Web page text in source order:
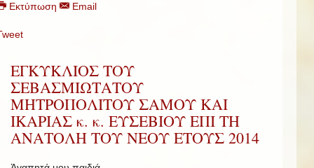
Εκτύπωση Email
ΕΓΚΥΚΛΙΟΣ ΤΟΥ
ΣΕΒΑΣΜΙΩΤΑΤΟΥ
ΜΗΤΡΟΠΟΛΙΤΟΥ ΣΑΜΟΥ ΚΑΙ
ΙΚΑΡΙΑΣ κ. κ. ΕΥΣΕΒΙΟΥ ΕΠΙ ΤΗ
ΑΝΑΤΟΛΗ ΤΟΥ ΝΕΟΥ ΕΤΟΥΣ 2014